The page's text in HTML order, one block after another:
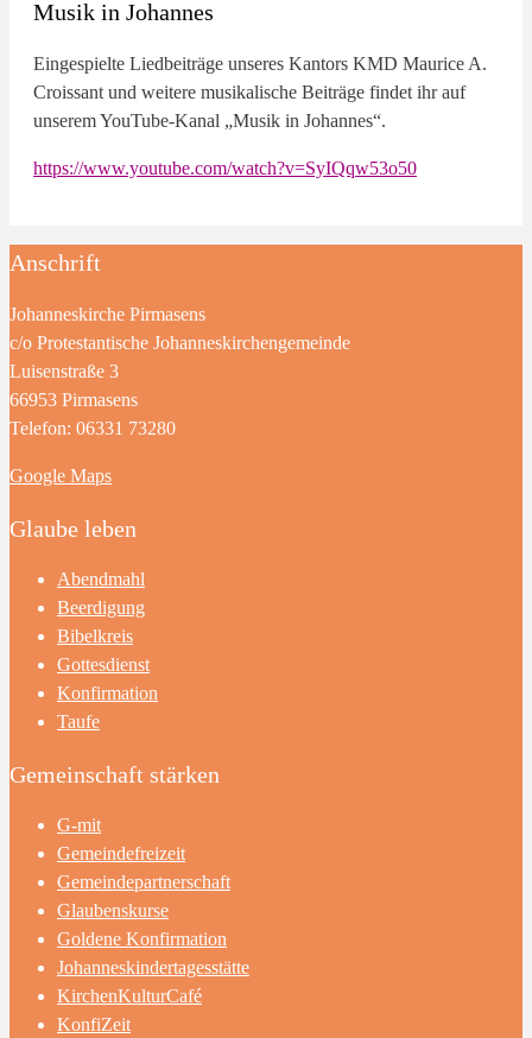
Musik in Johannes
Eingespielte Liedbeiträge unseres Kantors KMD Maurice A.
Croissant und weitere musikalische Beiträge findet ihr auf
unserem YouTube-Kanal „Musik in Johannes“.
https://www.youtube.com/watch?v=SyIQqw53o50
Anschrift
Johanneskirche Pirmasens
c/o Protestantische Johanneskirchengemeinde
Luisenstraße 3
66953 Pirmasens
Telefon: 06331 73280
Google Maps
Glaube leben
Abendmahl
Beerdigung
Bibelkreis
Gottesdienst
Konfirmation
Taufe
Gemeinschaft stärken
G-mit
Gemeindefreizeit
Gemeindepartnerschaft
Glaubenskurse
Goldene Konfirmation
Johanneskindertagesstätte
KirchenKulturCafé
KonfiZeit